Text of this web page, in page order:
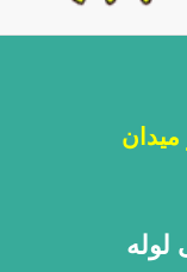
لوله